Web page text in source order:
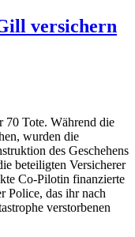
versichern
70 Tote. Während die
wurden die
des Geschehens
beteiligten Versicherer
Co-Pilotin finanzierte
Police, das ihr nach
verstorbenen